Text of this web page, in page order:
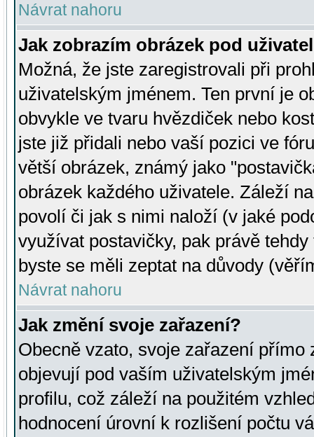
Návrat nahoru
Jak zobrazím obrázek pod
Možná, že jste zaregistrovali při
uživatelským jménem. Ten první je
obvykle ve tvaru hvězdiček nebo
jste již přidali nebo vaší pozici ve
větší obrázek, známý jako
obrázek každého uživatele. Záleží
povolí či jak s nimi naloží (v jaké
využívat postavičky, pak právě
byste se měli zeptat na důvody
Návrat nahoru
Jak změní svoje zařazení?
Obecně vzato, svoje zařazení přímo
objevují pod vaším uživatelským
profilu, což záleží na použitém
hodnocení úrovní k rozlišení počtu